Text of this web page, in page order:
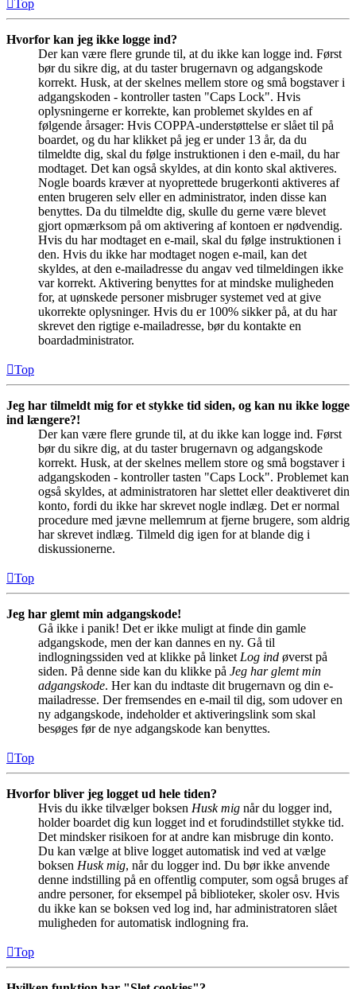
Top
Hvorfor kan jeg ikke logge ind?
Der kan være flere grunde til, at du ikke kan logge ind. Først
bør du sikre dig, at du taster brugernavn og adgangskode
korrekt. Husk, at der skelnes mellem store og små bogstaver i
adgangskoden - kontroller tasten "Caps Lock". Hvis
oplysningerne er korrekte, kan problemet skyldes en af
følgende årsager: Hvis COPPA-understøttelse er slået til på
boardet, og du har klikket på jeg er under 13 år, da du
tilmeldte dig, skal du følge instruktionen i den e-mail, du har
modtaget. Det kan også skyldes, at din konto skal aktiveres.
Nogle boards kræver at nyoprettede brugerkonti aktiveres af
enten brugeren selv eller en administrator, inden disse kan
benyttes. Da du tilmeldte dig, skulle du gerne være blevet
gjort opmærksom på om aktivering af kontoen er nødvendig.
Hvis du har modtaget en e-mail, skal du følge instruktionen i
den. Hvis du ikke har modtaget nogen e-mail, kan det
skyldes, at den e-mailadresse du angav ved tilmeldingen ikke
var korrekt. Aktivering benyttes for at mindske muligheden
for, at uønskede personer misbruger systemet ved at give
ukorrekte oplysninger. Hvis du er 100% sikker på, at du har
skrevet den rigtige e-mailadresse, bør du kontakte en
boardadministrator.
Top
Jeg har tilmeldt mig for et stykke tid siden, og kan nu ikke logge
ind længere?!
Der kan være flere grunde til, at du ikke kan logge ind. Først
bør du sikre dig, at du taster brugernavn og adgangskode
korrekt. Husk, at der skelnes mellem store og små bogstaver i
adgangskoden - kontroller tasten "Caps Lock". Problemet kan
også skyldes, at administratoren har slettet eller deaktiveret din
konto, fordi du ikke har skrevet nogle indlæg. Det er normal
procedure med jævne mellemrum at fjerne brugere, som aldrig
har skrevet indlæg. Tilmeld dig igen for at blande dig i
diskussionerne.
Top
Jeg har glemt min adgangskode!
Gå ikke i panik! Det er ikke muligt at finde din gamle
adgangskode, men der kan dannes en ny. Gå til
indlogningssiden ved at klikke på linket Log ind øverst på
siden. På denne side kan du klikke på Jeg har glemt min
adgangskode. Her kan du indtaste dit brugernavn og din e-
mailadresse. Der fremsendes en e-mail til dig, som udover en
ny adgangskode, indeholder et aktiveringslink som skal
besøges før de nye adgangskode kan benyttes.
Top
Hvorfor bliver jeg logget ud hele tiden?
Hvis du ikke tilvælger boksen Husk mig når du logger ind,
holder boardet dig kun logget ind et forudindstillet stykke tid.
Det mindsker risikoen for at andre kan misbruge din konto.
Du kan vælge at blive logget automatisk ind ved at vælge
boksen Husk mig, når du logger ind. Du bør ikke anvende
denne indstilling på en offentlig computer, som også bruges af
andre personer, for eksempel på biblioteker, skoler osv. Hvis
du ikke kan se boksen ved log ind, har administratoren slået
muligheden for automatisk indlogning fra.
Top